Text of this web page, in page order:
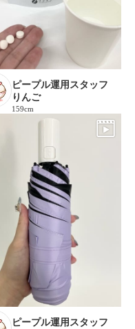
ピープル運用スタッフ
りんご
159cm
ピープル運用スタッフ